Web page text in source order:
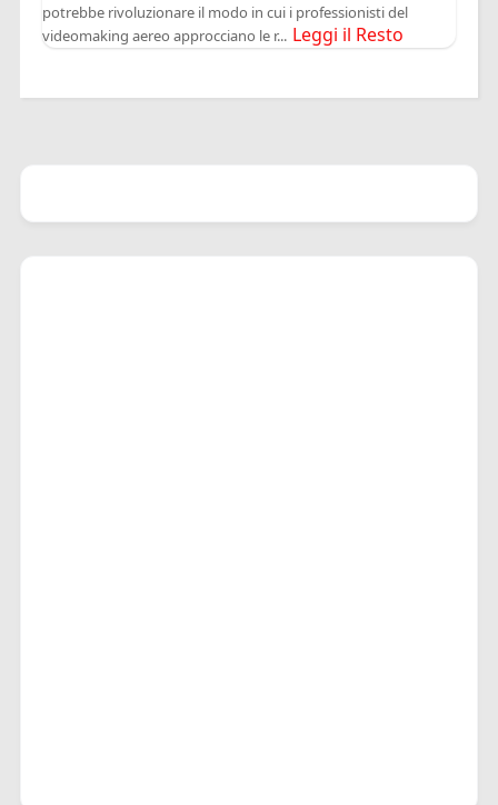
potrebbe rivoluzionare il modo in cui i professionisti del
videomaking aereo approcciano le r... Leggi il Resto